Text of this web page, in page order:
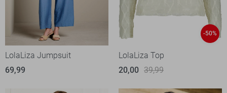
LolaLiza Jumpsuit
69,99
-50%
LolaLiza Top
20,00 39,99